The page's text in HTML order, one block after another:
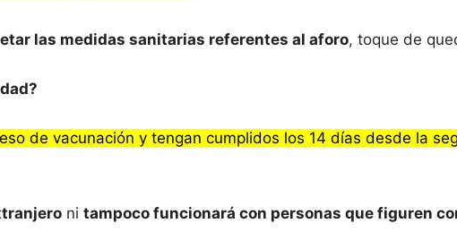
las medidas sanitarias referentes al aforo, toque de
de vacunación y tengan cumplidos los 14 días desde la
ni tampoco funcionará con personas que figuren